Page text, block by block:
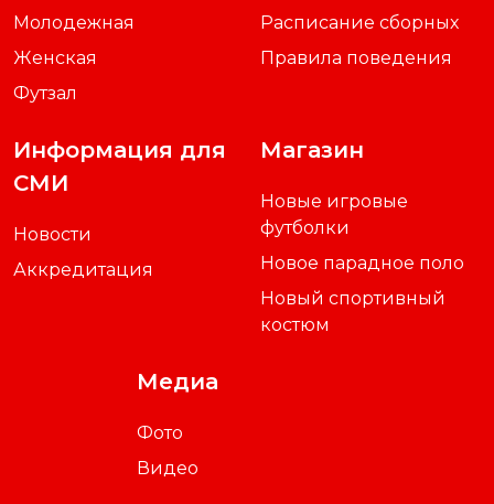
Молодежная
Женская
Футзал
Расписание сборных
Правила поведения
Информация для
СМИ
Новости
Аккредитация
Магазин
Новые игровые
футболки
Новое парадное поло
Новый спортивный
костюм
Медиа
Фото
Видео